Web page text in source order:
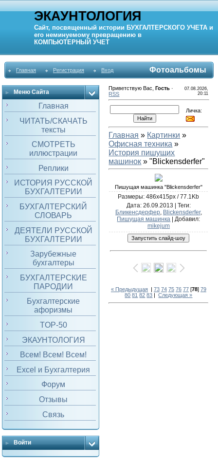
ЭКАУНТОЛОГИЯ
Сайт, посвященный истории БУХГАЛТЕРСКОГО УЧЕТА и
его неминуемому превращению в
КОМПЬЮТЕРНЫЙ УЧЕТ
Главная Регистрация Вход Фотоальбомы
Меню Сайта
Главная
ЧИТАТЬ/СКАЧАТЬ
тексты
СМОТРЕТЬ
иллюстрации
Реплики
ИСТОРИЯ РУССКОЙ
БУХГАЛТЕРИИ
БУХГАЛТЕРСКИЙ
СЛОВАРЬ
ДЕЯТЕЛИ РУССКОЙ
БУХГАЛТЕРИИ
Зарубежные
бухгалтеры
БУХГАЛТЕРСКИЕ
ПАРОДИИ
Бухгалтерские
афоризмы
TOP-50
ЭКАУНТОЛОГИЯ
Всем! Всем! Всем!
Excel и Бухгалтерия
Форум
Отзывы
Связь
Войти
Приветствую Вас ,Гость ·
RSS
07.08.2026,
20:11
Личка:
Главная » Картинки »
Офисная техника »
История пишущих
машинок » "Blickensderfer"
Пишущая машинка "Blickensderfer"
Размеры: 486x415px / 77.1Kb
Дата: 26.09.2013 | Теги:
Бликенсдерфер, Blickensderfer,
Пишущая машинка |Добавил:
mikejum
« Предыдущая| 73 74 75 76 77[78] 79
80 81 82 83 |Следующая »